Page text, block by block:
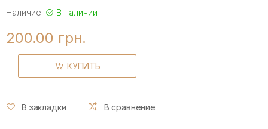
Наличие: В наличии
200.00 грн.
КУПИТЬ
В закладки В сравнение